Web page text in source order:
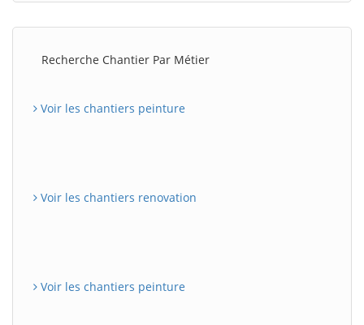
Recherche Chantier Par Métier
Voir les chantiers peinture
Voir les chantiers renovation
Voir les chantiers peinture